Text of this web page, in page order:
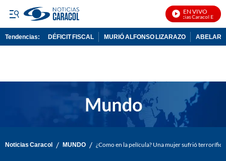
EN VIVO
Noticias Caracol En Vivo
Tendencias: DÉFICIT FISCAL MURIÓ ALFONSO LIZARAZO
Noticias Caracol / MUNDO / ¿Como en la película? Una mujer sufrió